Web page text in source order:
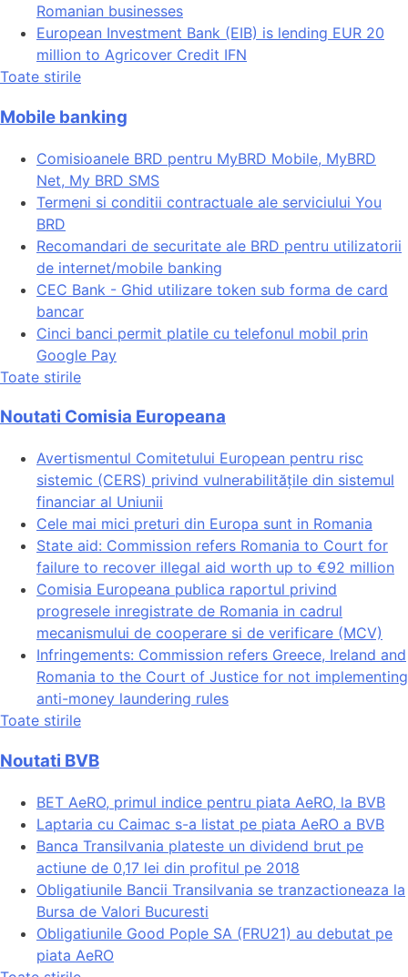
Romanian businesses
European Investment Bank (EIB) is lending EUR 20
million to Agricover Credit IFN
Toate stirile
Mobile banking
Comisioanele BRD pentru MyBRD Mobile, MyBRD
Net, My BRD SMS
Termeni si conditii contractuale ale serviciului You
BRD
Recomandari de securitate ale BRD pentru utilizatorii
de internet/mobile banking
CEC Bank - Ghid utilizare token sub forma de card
bancar
Cinci banci permit platile cu telefonul mobil prin
Google Pay
Toate stirile
Noutati Comisia Europeana
Avertismentul Comitetului European pentru risc
sistemic (CERS) privind vulnerabilitățile din sistemul
financiar al Uniunii
Cele mai mici preturi din Europa sunt in Romania
State aid: Commission refers Romania to Court for
failure to recover illegal aid worth up to €92 million
Comisia Europeana publica raportul privind
progresele inregistrate de Romania in cadrul
mecanismului de cooperare si de verificare (MCV)
Infringements: Commission refers Greece, Ireland and
Romania to the Court of Justice for not implementing
anti-money laundering rules
Toate stirile
Noutati BVB
BET AeRO, primul indice pentru piata AeRO, la BVB
Laptaria cu Caimac s-a listat pe piata AeRO a BVB
Banca Transilvania plateste un dividend brut pe
actiune de 0,17 lei din profitul pe 2018
Obligatiunile Bancii Transilvania se tranzactioneaza la
Bursa de Valori Bucuresti
Obligatiunile Good Pople SA (FRU21) au debutat pe
piata AeRO